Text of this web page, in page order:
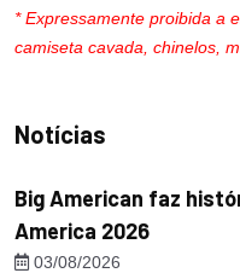
* Expressamente proibida a
camiseta cavada, chinelos,
Notícias
Big American faz
America 2026
03/08/2026